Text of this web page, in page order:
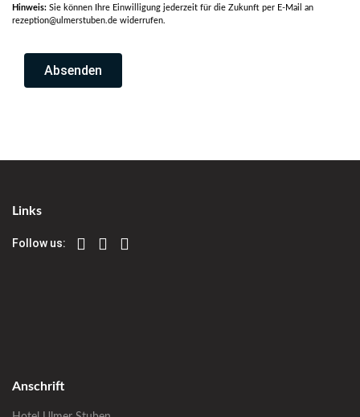
Hinweis: Sie können Ihre Einwilligung jederzeit für die Zukunft per E-Mail an
rezeption@ulmerstuben.de widerrufen.
Links
Follow us:
Anschrift